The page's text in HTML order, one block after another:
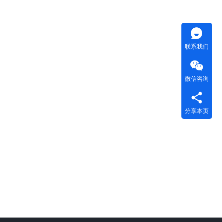
联系我们
微信咨询
分享本页